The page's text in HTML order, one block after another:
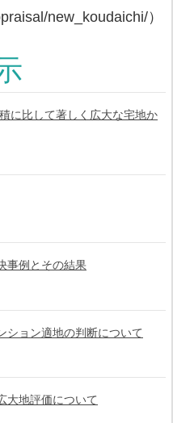
new_koudaichi/）
に比して著しく広大な宅地か
事例とその結果
ション適地の判断について
大地評価について